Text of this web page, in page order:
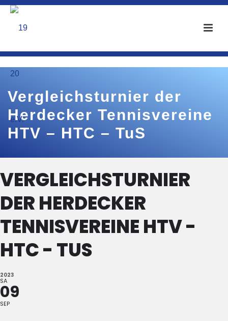
Vergleichsturnier der
Herdecker Tennisvereine
HTV – HTC – TuS
VERGLEICHSTURNIER
DER HERDECKER
TENNISVEREINE HTV -
HTC - TUS
2023
SA
09
SEP